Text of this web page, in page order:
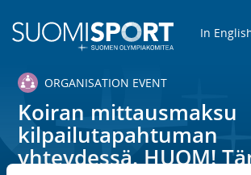
In
ORGANISATION EVENT
Koiran mittausmaksu
kilpailutapahtuman
yhteydessä. HUOM!